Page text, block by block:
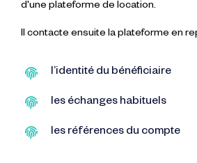
d'une plateforme de location.
Il contacte ensuite la plateforme en
l’identité du bénéficiaire
les échanges habituels
les références du compte